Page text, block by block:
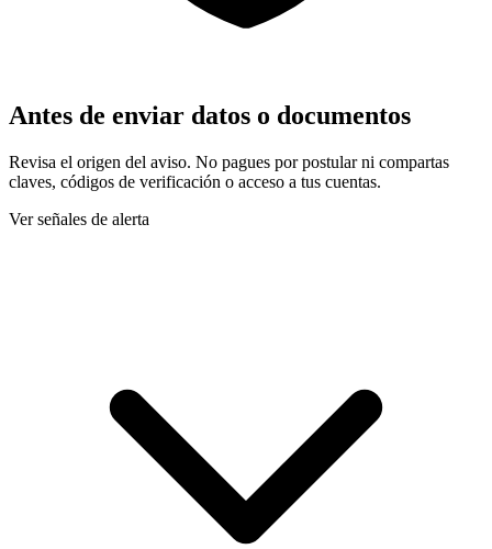
Antes de enviar datos o documentos
Revisa el origen del aviso. No pagues por postular ni compartas
claves, códigos de verificación o acceso a tus cuentas.
Ver señales de alerta